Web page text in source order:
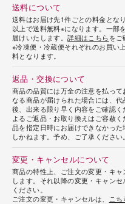
送料について
送料はお届け先1件ごとの料金とな
以上で送料無料※になります。一部
届けいたします。詳細はこちらをご
※冷凍便・冷蔵便それぞれのお買い
料となります。
返品・交換について
商品の品質には万全の注意を払っ
なる商品が届けられた場合には、
後、出来る限り早く内容をご確認
よるご返品・お取り換えはご容赦
品を指定日時にお届けできなかっ
しかねます。予め、ご了承ください。
変更・キャンセルについて
商品の特性上、ご注文の変更・キ
します。それ以降の変更・キャン
ください。
ご注文の変更・キャンセルは、
こ